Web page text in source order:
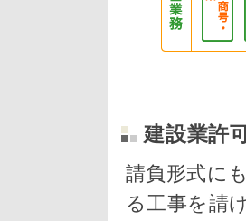
建設業許
請負形式に
る工事を請